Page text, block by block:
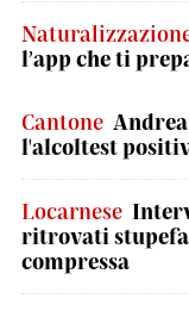
l’app che ti
Cantone
l'alcoltest
Locarnese
ritrovati
compressa